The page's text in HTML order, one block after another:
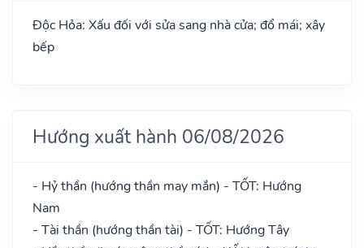
Độc Hỏa: Xấu đối với sửa sang nhà cửa; đổ mái; xây
bếp
Hướng xuất hành 06/08/2026
- Hỷ thần (hướng thần may mắn) - TỐT: Hướng
Nam
- Tài thần (hướng thần tài) - TỐT: Hướng Tây